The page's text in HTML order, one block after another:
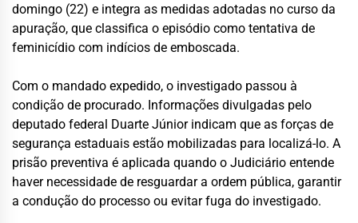
domingo (22) e integra as medidas adotadas no curso da
apuração, que classifica o episódio como tentativa de
feminicídio com indícios de emboscada.
Com o mandado expedido, o investigado passou à
condição de procurado. Informações divulgadas pelo
deputado federal Duarte Júnior indicam que as forças de
segurança estaduais estão mobilizadas para localizá-lo. A
prisão preventiva é aplicada quando o Judiciário entende
haver necessidade de resguardar a ordem pública, garantir
a condução do processo ou evitar fuga do investigado.